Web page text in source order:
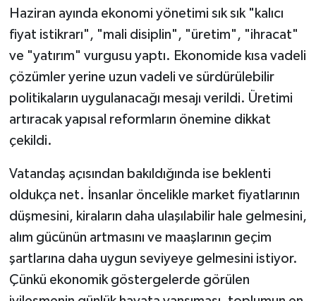
Haziran ayında ekonomi yönetimi sık sık "kalıcı
fiyat istikrarı", "mali disiplin", "üretim", "ihracat"
ve "yatırım" vurgusu yaptı. Ekonomide kısa vadeli
çözümler yerine uzun vadeli ve sürdürülebilir
politikaların uygulanacağı mesajı verildi. Üretimi
artıracak yapısal reformların önemine dikkat
çekildi.
Vatandaş açısından bakıldığında ise beklenti
oldukça net. İnsanlar öncelikle market fiyatlarının
düşmesini, kiraların daha ulaşılabilir hale gelmesini,
alım gücünün artmasını ve maaşlarının geçim
şartlarına daha uygun seviyeye gelmesini istiyor.
Çünkü ekonomik göstergelerde görülen